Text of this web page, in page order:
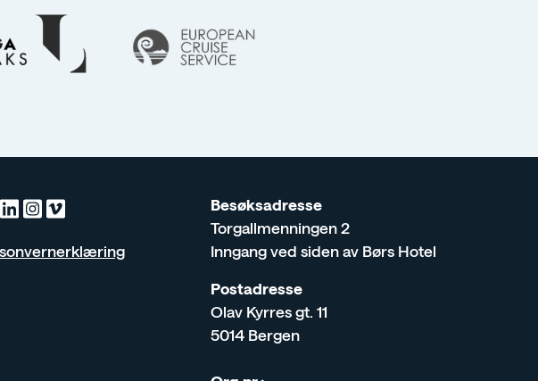
Linkedin
Instagram
Vimeo
Besøksadresse
Torgallmenningen 2
Inngang ved siden av Børs Hotel
Postadresse
Olav Kyrres gt. 11
5014 Bergen